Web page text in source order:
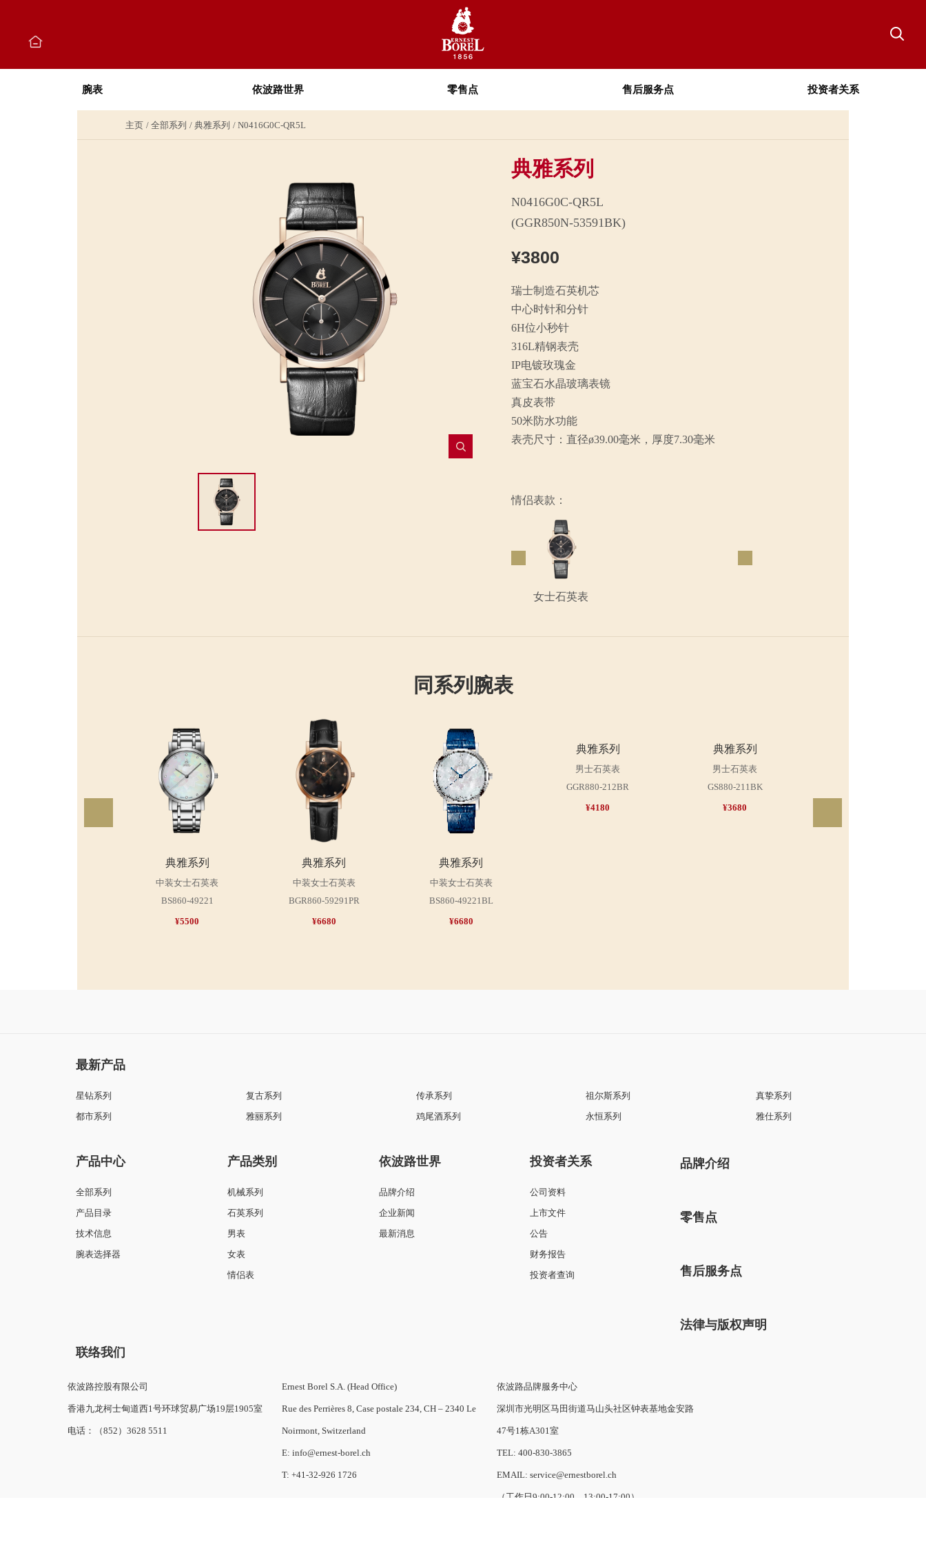
腕表 依波路世界 零售点 售后服务点 投资者关系
主页 全部系列 典雅系列 N0416G0C-QR5L
典雅系列
N0416G0C-QR5L
(GGR850N-53591BK)
¥3800
瑞士制造石英机芯
中心时针和分针
6H位小秒针
316L精钢表壳
IP电镀玫瑰金
蓝宝石水晶玻璃表镜
真皮表带
50米防水功能
表壳尺寸：直径ø39.00毫米，厚度7.30毫米
情侣表款：
女士石英表
同系列腕表
典雅系列
中装女士石英表
BS860-49221
¥5500
典雅系列
中装女士石英表
BGR860-59291PR
¥6680
典雅系列
中装女士石英表
BS860-49221BL
¥6680
典雅系列
男士石英表
GGR880-212BR
¥4180
典雅系列
男士石英表
GS880-211BK
¥3680
最新产品
星钻系列 复古系列 传承系列 祖尔斯系列
真挚系列
都市系列
雅丽系列 鸡尾酒系列 永恒系列 雅仕系列
产品中心
全部系列
产品目录
技术信息
腕表选择器
产品类别
机械系列
石英系列
男表
女表
情侣表
依波路世界
品牌介绍
企业新闻
最新消息
投资者关系
公司资料
上市文件
公告
财务报告
投资者查询
品牌介绍
零售点
售后服务点
法律与版权声明
联络我们
依波路控股有限公司
香港九龙柯士甸道西1号环球贸易广场19层1905室
电话：（852）3628 5511
Ernest Borel S.A. (Head Office)
Rue des Perrières 8, Case postale 234, CH – 2340 Le
Noirmont, Switzerland
E: info@ernest-borel.ch
T: +41-32-926 1726
依波路品牌服务中心
深圳市光明区马田街道马山头社区钟表基地金安路
47号1栋A301室
TEL: 400-830-3865
EMAIL: service@ernestborel.ch
（工作日9:00-12:00、13:00-17:00）